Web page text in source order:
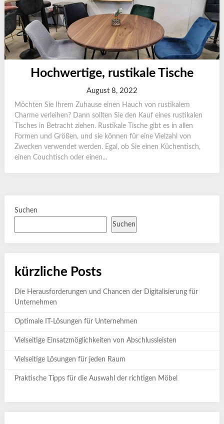
Hochwertige, rustikale Tische
August 8, 2022
Möchten Sie Ihrem Zuhause einen Hauch von rustikalem
Charme verleihen? Dann sollten Sie den Kauf eines rustikalen
Tisches in Betracht ziehen. Rustikale Tische gibt es in allen
Formen und Größen, und sie können für eine Vielzahl von
Zwecken verwendet werden. Egal, ob Sie einen Küchentisch,
einen Couchtisch oder einen...
Suchen
Suchen
kürzliche Posts
Die Herausforderungen und Chancen der Digitalisierung für
Unternehmen
Optimale IT-Lösungen für Unternehmen
Vielseitige Einsatzmöglichkeiten von Abschlussleisten
Vielseitige Lösungen für jeden Raum
Praktische Tipps für die Auswahl der richtigen Möbel